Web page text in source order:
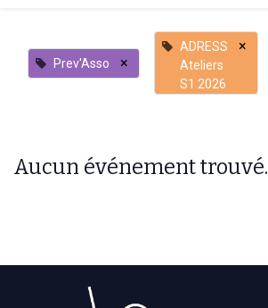
Prev'Asso ×
ADRESS
Ateliers
S1 2026
×
Aucun événement trouvé.